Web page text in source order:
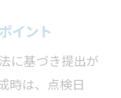
イント
に基づき提出が
時は、点検日